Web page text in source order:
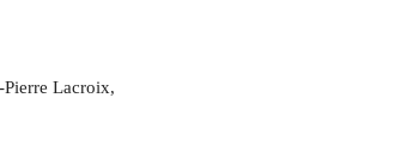
Pierre Lacroix,